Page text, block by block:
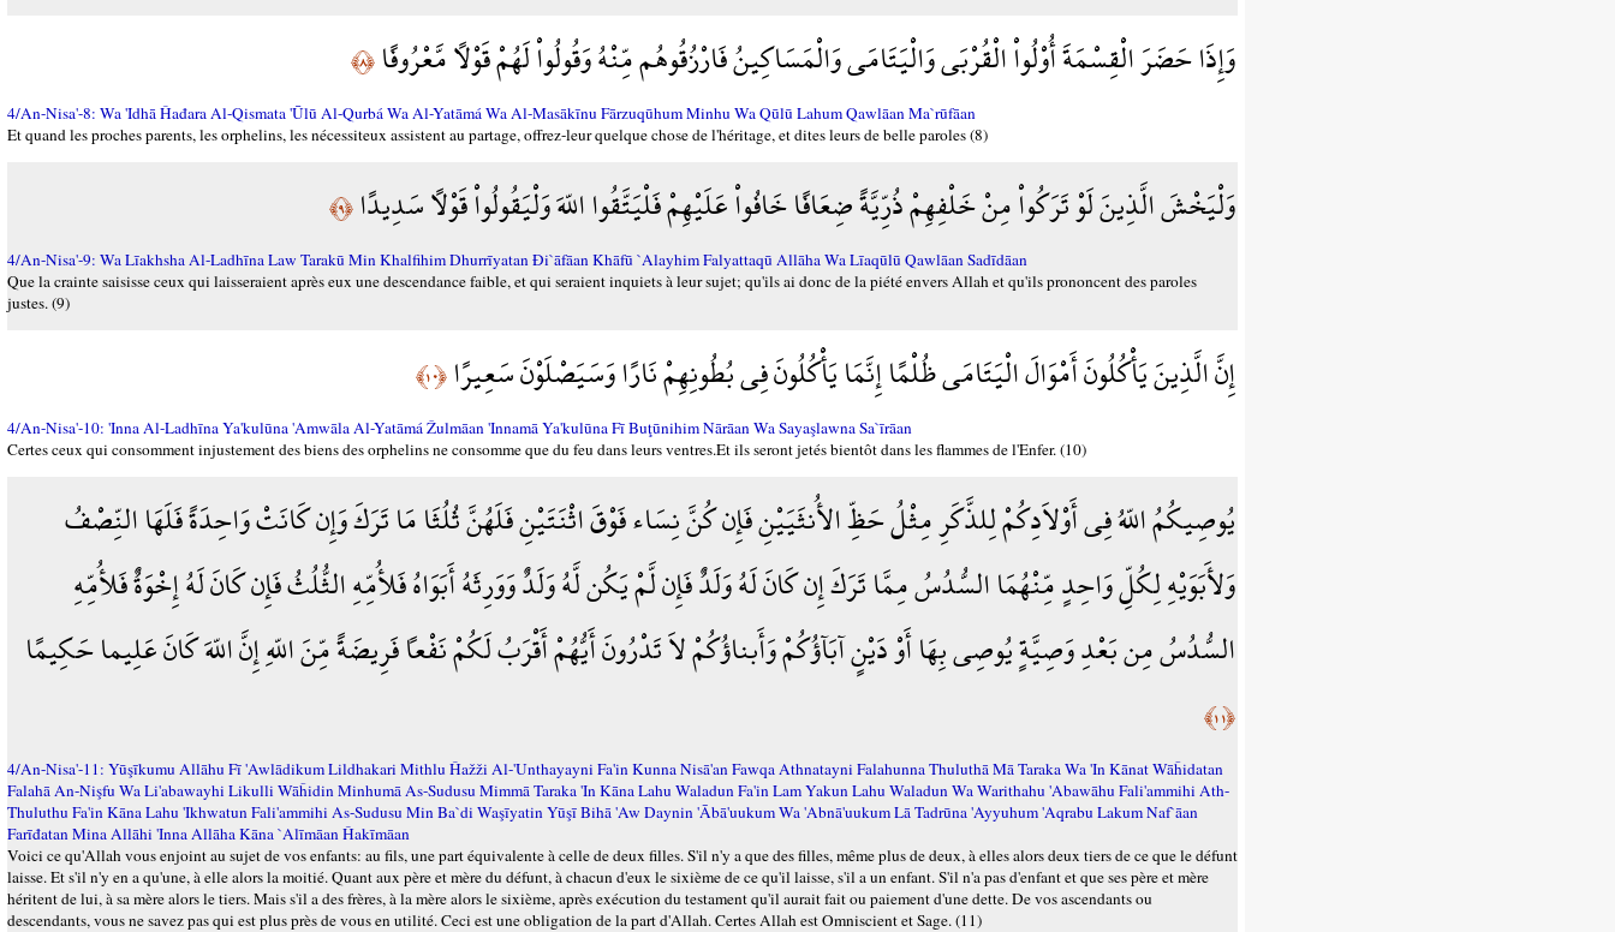
وَإِذَا حَضَرَ الْقِسْمَةَ أُوْلُواْ الْقُرْبَى وَالْيَتَامَى وَالْمَسَاكِينُ فَارْزُقُوهُم مِّنْهُ وَقُولُواْ لَهُمْ قَوْلاً مَّعْرُوفًا﴿٨﴾
4/An-Nisa'-8: Wa 'Idhā Ĥađara Al-Qismata 'Ūlū Al-Qurbá Wa Al-Yatāmá Wa Al-Masākīnu Fārzuqūhum Minhu Wa Qūlū Lahum Qawlāan Ma`rūfāan
Et quand les proches parents, les orphelins, les nécessiteux assistent au partage, offrez-leur quelque chose de l'héritage, et dites leurs de belle paroles (8)
وَلْيَخْشَ الَّذِينَ لَوْ تَرَكُواْ مِنْ خَلْفِهِمْ ذُرِّيَّةً ضِعَافًا خَافُواْ عَلَيْهِمْ فَلْيَتَّقُوا اللّهَ وَلْيَقُولُواْ قَوْلاً سَدِيدًا﴿٩﴾
4/An-Nisa'-9: Wa Līakhsha Al-Ladhīna Law Tarakū Min Khalfihim Dhurrīyatan Đi`āfāan Khāfū `Alayhim Falyattaqū Allāha Wa Līaqūlū Qawlāan Sadīdāan
Que la crainte saisisse ceux qui laisseraient après eux une descendance faible, et qui seraient inquiets à leur sujet; qu'ils ai donc de la piété envers Allah et qu'ils prononcent des paroles
justes. (9)
إِنَّ الَّذِينَ يَأْكُلُونَ أَمْوَالَ الْيَتَامَى ظُلْمًا إِنَّمَا يَأْكُلُونَ فِي بُطُونِهِمْ نَارًا وَسَيَصْلَوْنَ سَعِيرًا﴿١٠﴾
4/An-Nisa'-10: 'Inna Al-Ladhīna Ya'kulūna 'Amwāla Al-Yatāmá Žulmāan 'Innamā Ya'kulūna Fī Buţūnihim Nārāan Wa Sayaşlawna Sa`īrāan
Certes ceux qui consomment injustement des biens des orphelins ne consomme que du feu dans leurs ventres.Et ils seront jetés bientôt dans les flammes de l'Enfer. (10)
يُوصِيكُمُ اللّهُ فِي أَوْلاَدِكُمْ لِلذَّكَرِ مِثْلُ حَظِّ الأُنثَيَيْنِ فَإِن كُنَّ نِسَاء فَوْقَ اثْنَتَيْنِ فَلَهُنَّ ثُلُثَا مَا تَرَكَ وَإِن كَانَتْ وَاحِدَةً فَلَهَا النِّصْفُ
وَلأَبَوَيْهِ لِكُلِّ وَاحِدٍ مِّنْهُمَا السُّدُسُ مِمَّا تَرَكَ إِن كَانَ لَهُ وَلَدٌ فَإِن لَّمْ يَكُن لَّهُ وَلَدٌ وَوَرِثَهُ أَبَوَاهُ فَلأُمِّهِ الثُّلُثُ فَإِن كَانَ لَهُ إِخْوَةٌ فَلأُمِّهِ
السُّدُسُ مِن بَعْدِ وَصِيَّةٍ يُوصِي بِهَا أَوْ دَيْنٍ آبَآؤُكُمْ وَأَبناؤُكُمْ لاَ تَدْرُونَ أَيُّهُمْ أَقْرَبُ لَكُمْ نَفْعاً فَرِيضَةً مِّنَ اللّهِ إِنَّ اللّهَ كَانَ عَلِيما حَكِيمًا
﴿١١﴾
4/An-Nisa'-11: Yūşīkumu Allāhu Fī 'Awlādikum Lildhakari Mithlu Ĥažži Al-'Unthayayni Fa'in Kunna Nisā'an Fawqa Athnatayni Falahunna Thuluthā Mā Taraka Wa 'In Kānat Wāĥidatan
Falahā An-Nişfu Wa Li'abawayhi Likulli Wāĥidin Minhumā As-Sudusu Mimmā Taraka 'In Kāna Lahu Waladun Fa'in Lam Yakun Lahu Waladun Wa Warithahu 'Abawāhu Fali'ammihi Ath-
Thuluthu Fa'in Kāna Lahu 'Ikhwatun Fali'ammihi As-Sudusu Min Ba`di Waşīyatin Yūşī Bihā 'Aw Daynin 'Ābā'uukum Wa 'Abnā'uukum Lā Tadrūna 'Ayyuhum 'Aqrabu Lakum Naf`āan
Farīđatan Mina Allāhi 'Inna Allāha Kāna `Alīmāan Ĥakīmāan
Voici ce qu'Allah vous enjoint au sujet de vos enfants: au fils, une part équivalente à celle de deux filles. S'il n'y a que des filles, même plus de deux, à elles alors deux tiers de ce que le défunt
laisse. Et s'il n'y en a qu'une, à elle alors la moitié. Quant aux père et mère du défunt, à chacun d'eux le sixième de ce qu'il laisse, s'il a un enfant. S'il n'a pas d'enfant et que ses père et mère
héritent de lui, à sa mère alors le tiers. Mais s'il a des frères, à la mère alors le sixième, après exécution du testament qu'il aurait fait ou paiement d'une dette. De vos ascendants ou
descendants, vous ne savez pas qui est plus près de vous en utilité. Ceci est une obligation de la part d'Allah. Certes Allah est Omniscient et Sage. (11)